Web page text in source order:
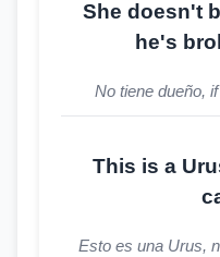
She doesn't
he's
No tiene dueño,
This is a
Esto es una Urus,